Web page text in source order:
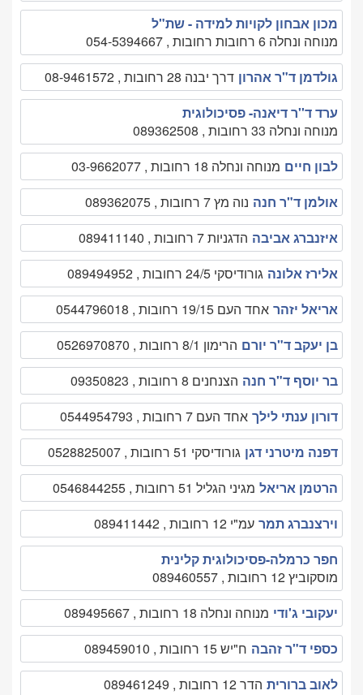
מכון אבחון לקויות למידה - שת"ל
מנוחה ונחלה 6 רחובות רחובות , 054-5394667
גולדמן ד"ר אהרון דרך יבנה 28 רחובות , 08-9461572
ערד ד''ר דיאנה- פסיכולוגית
מנוחה ונחלה 33 רחובות , 089362508
לבון חיים מנוחה ונחלה 18 רחובות , 03-9662077
אולמן ד"ר חנה נוה מץ 7 רחובות , 089362075
איזנברג אביבה הדגניות 7 רחובות , 089411140
אלירז אלונה גורודיסקי 24/5 רחובות , 089494952
אריאל יזהר אחד העם 19/15 רחובות , 0544796018
בן יעקב ד"ר יורם הרימון 8/1 רחובות , 0526970870
בר יוסף ד"ר חנה הצנחנים 8 רחובות , 09350823
דורון ענתי לילך אחד העם 7 רחובות , 0544954793
דפנה מיטרני דגן גורודיסקי 51 רחובות , 0528825007
הרטמן אריאל מגיני הגליל 51 רחובות , 0546844255
וירצנברג תמר עמ"י 12 רחובות , 089411442
חפר כרמלה-פסיכולוגית קלינית
מוסקוביץ 12 רחובות , 089460557
יעקובי ג'ודי מנוחה ונחלה 18 רחובות , 089495667
כספי ד"ר זהבה ח"יש 15 רחובות , 089459010
לאוב ברורית הדר 12 רחובות , 089461249